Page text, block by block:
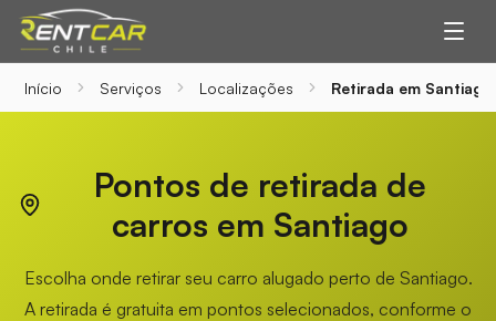
Início Serviços Localizações Retirada em Santiago
Pontos de retirada de
carros em Santiago
Escolha onde retirar seu carro alugado perto de Santiago.
A retirada é gratuita em pontos selecionados, conforme o